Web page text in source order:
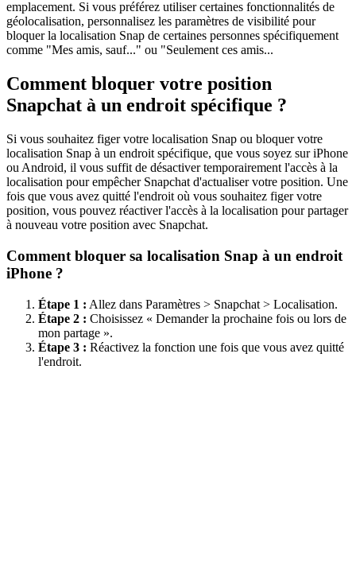
emplacement. Si vous préférez utiliser certaines fonctionnalités de
géolocalisation, personnalisez les paramètres de visibilité pour
bloquer la localisation Snap de certaines personnes spécifiquement
comme "Mes amis, sauf..." ou "Seulement ces amis...
Comment bloquer votre position
Snapchat à un endroit spécifique ?
Si vous souhaitez figer votre localisation Snap ou bloquer votre
localisation Snap à un endroit spécifique, que vous soyez sur iPhone
ou Android, il vous suffit de désactiver temporairement l'accès à la
localisation pour empêcher Snapchat d'actualiser votre position. Une
fois que vous avez quitté l'endroit où vous souhaitez figer votre
position, vous pouvez réactiver l'accès à la localisation pour partager
à nouveau votre position avec Snapchat.
Comment bloquer sa localisation Snap à un endroit
iPhone ?
Étape 1 : Allez dans Paramètres > Snapchat > Localisation.
Étape 2 : Choisissez « Demander la prochaine fois ou lors de
mon partage ».
Étape 3 : Réactivez la fonction une fois que vous avez quitté
l'endroit.